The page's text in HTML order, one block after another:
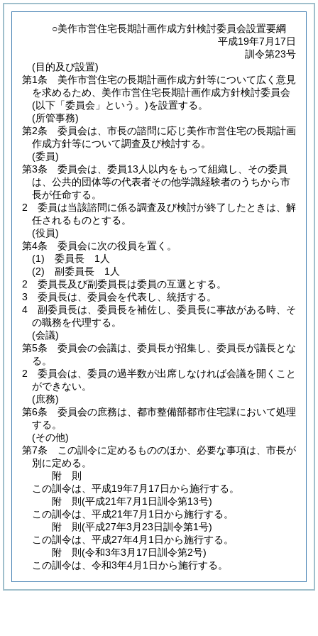
○美作市営住宅長期計画作成方針検討委員会設置要綱
平成19年7月17日
訓令第23号
(目的及び設置)
第1条
美作市営住宅の長期計画作成方針等について広く意見
を求めるため、美作市営住宅長期計画作成方針検討委員会
(以下「委員会」という。)を設置する。
(所管事務)
第2条
委員会は、市長の諮問に応じ美作市営住宅の長期計画
作成方針等について調査及び検討する。
(委員)
第3条
委員会は、委員13人以内をもって組織し、その委員
は、公共的団体等の代表者その他学識経験者のうちから市
長が任命する。
2
委員は当該諮問に係る調査及び検討が終了したときは、解
任されるものとする。
(役員)
第4条
委員会に次の役員を置く。
(1)
委員長 1人
(2)
副委員長 1人
2
委員長及び副委員長は委員の互選とする。
3
委員長は、委員会を代表し、統括する。
4
副委員長は、委員長を補佐し、委員長に事故がある時、そ
の職務を代理する。
(会議)
第5条
委員会の会議は、委員長が招集し、委員長が議長とな
る。
2
委員会は、委員の過半数が出席しなければ会議を開くこと
ができない。
(庶務)
第6条
委員会の庶務は、都市整備部都市住宅課において処理
する。
(その他)
第7条
この訓令に定めるもののほか、必要な事項は、市長が
別に定める。
附 則
この訓令は、平成19年7月17日から施行する。
附 則(平成21年7月1日訓令第13号)
この訓令は、平成21年7月1日から施行する。
附 則(平成27年3月23日訓令第1号)
この訓令は、平成27年4月1日から施行する。
附 則(令和3年3月17日訓令第2号)
この訓令は、令和3年4月1日から施行する。